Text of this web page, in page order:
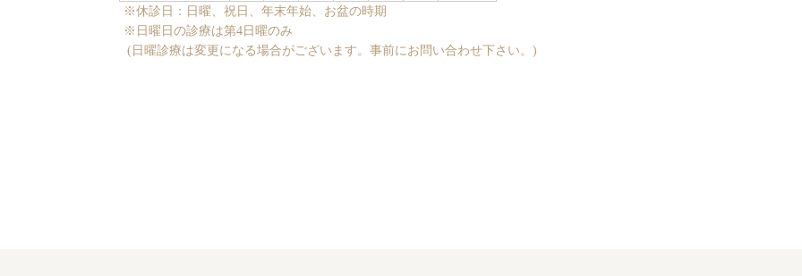
※休診日：日曜、祝日、年末年始、お盆の時期
※日曜日の診療は第4日曜のみ
(日曜診療は変更になる場合がございます。事前にお問い合わせ下さい。)